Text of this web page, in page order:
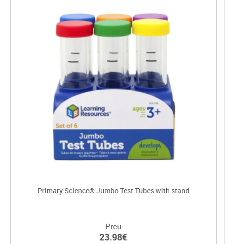
Primary Science® Jumbo Test Tubes with stand
Preu
23.98€